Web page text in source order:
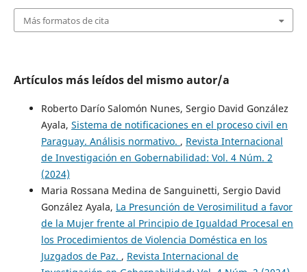
Más formatos de cita
Artículos más leídos del mismo autor/a
Roberto Darío Salomón Nunes, Sergio David González
Ayala, Sistema de notificaciones en el proceso civil en
Paraguay. Análisis normativo. , Revista Internacional
de Investigación en Gobernabilidad: Vol. 4 Núm. 2
(2024)
Maria Rossana Medina de Sanguinetti, Sergio David
González Ayala, La Presunción de Verosimilitud a favor
de la Mujer frente al Principio de Igualdad Procesal en
los Procedimientos de Violencia Doméstica en los
Juzgados de Paz. , Revista Internacional de